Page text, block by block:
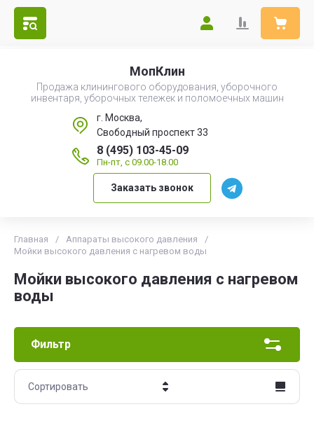
МопКлин
Продажа клинингового оборудования, уборочного
инвентаря, уборочных тележек и поломоечных машин
г. Москва,
Свободный проспект 33
8 (495) 103-45-09
Пн-пт, с 09.00-18.00
Заказать звонок
Главная / Аппараты высокого давления
/
Мойки высокого давления с нагревом воды
Мойки высокого давления с нагревом
воды
Фильтр
Сортировать